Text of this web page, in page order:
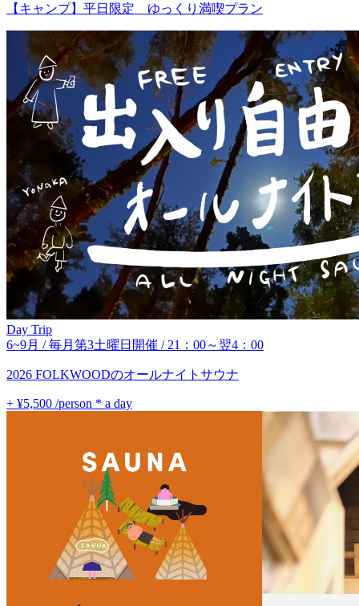
【キャンプ】平日限定 ゆっくり満喫プラン
Day Trip
6~9月 / 毎月第3土曜日開催 / 21：00～翌4：00
2026 FOLKWOODのオールナイトサウナ
+ ¥5,500 /person * a day